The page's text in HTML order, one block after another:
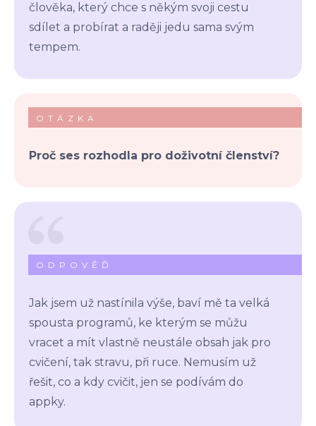
člověka, který chce s někým svoji cestu
sdílet a probírat a raději jedu sama svým
tempem.
OTÁZKA
Proč ses rozhodla pro doživotní členství?
ODPOVĚĎ
Jak jsem už nastínila výše, baví mě ta velká
spousta programů, ke kterým se můžu
vracet a mít vlastně neustále obsah jak pro
cvičení, tak stravu, při ruce. Nemusím už
řešit, co a kdy cvičit, jen se podívám do
appky.